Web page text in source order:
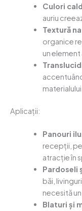
Culori
auriu
Textură
organice
un
materialului.
Aplicații:
Panouri
recepții,
atracție în
Pardoseli
băi,
necesită
Blaturi și